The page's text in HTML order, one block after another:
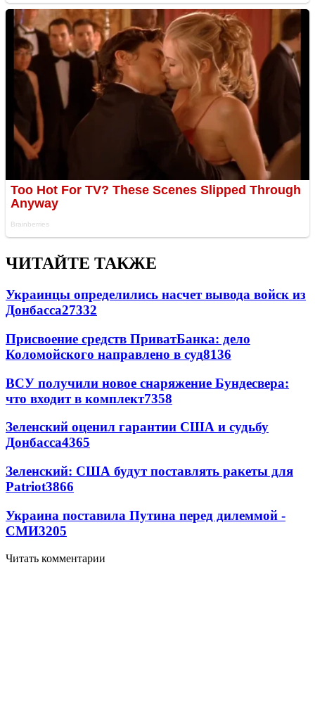
ЧИТАЙТЕ ТАКЖЕ
Украинцы определились насчет вывода войск из
Донбасса27332
Присвоение средств ПриватБанка: дело
Коломойского направлено в суд8136
ВСУ получили новое снаряжение Бундесвера:
что входит в комплект7358
Зеленский оценил гарантии США и судьбу
Донбасса4365
Зеленский: США будут поставлять ракеты для
Patriot3866
Украина поставила Путина перед дилеммой -
СМИ3205
Читать комментарии